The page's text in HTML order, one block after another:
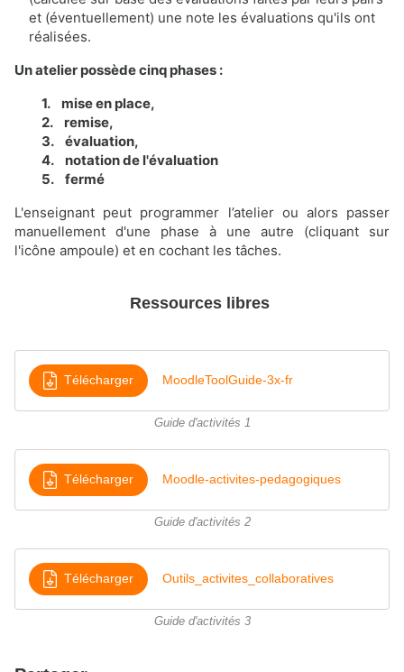
et (éventuellement) une note les évaluations qu'ils ont
réalisées.
Un atelier possède cinq phases :
1. mise en place,
2. remise,
3. évaluation,
4. notation de l'évaluation
5. fermé
L'enseignant peut programmer l’atelier ou alors passer
manuellement d'une phase à une autre (cliquant sur
l'icône ampoule) et en cochant les tâches.
Ressources libres
Télécharger MoodleToolGuide-3x-fr
Guide d'activités 1
Télécharger Moodle-activites-pedagogiques
Guide d'activités 2
Télécharger Outils_activites_collaboratives
Guide d'activités 3